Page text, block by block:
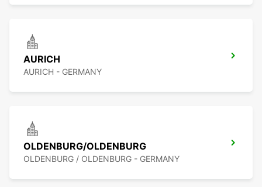
AURICH
AURICH - GERMANY
OLDENBURG/OLDENBURG
OLDENBURG / OLDENBURG - GERMANY